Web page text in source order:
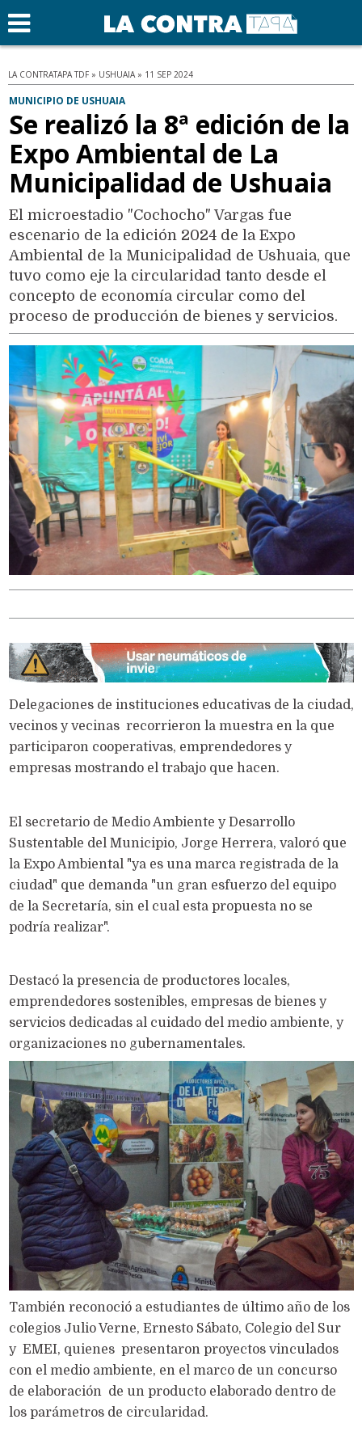
LA CONTRATAPA TDF » USHUAIA » 11 SEP 2024
MUNICIPIO DE USHUAIA
Se realizó la 8ª edición de la
Expo Ambiental de La
Municipalidad de Ushuaia
El microestadio "Cochocho" Vargas fue
escenario de la edición 2024 de la Expo
Ambiental de la Municipalidad de Ushuaia, que
tuvo como eje la circularidad tanto desde el
concepto de economía circular como del
proceso de producción de bienes y servicios.
Delegaciones de instituciones educativas de la ciudad,
vecinos y vecinas recorrieron la muestra en la que
participaron cooperativas, emprendedores y
empresas mostrando el trabajo que hacen.
El secretario de Medio Ambiente y Desarrollo
Sustentable del Municipio, Jorge Herrera, valoró que
la Expo Ambiental "ya es una marca registrada de la
ciudad" que demanda "un gran esfuerzo del equipo
de la Secretaría, sin el cual esta propuesta no se
podría realizar".
Destacó la presencia de productores locales,
emprendedores sostenibles, empresas de bienes y
servicios dedicadas al cuidado del medio ambiente, y
organizaciones no gubernamentales.
También reconoció a estudiantes de último año de los
colegios Julio Verne, Ernesto Sábato, Colegio del Sur
y EMEI, quienes presentaron proyectos vinculados
con el medio ambiente, en el marco de un concurso
de elaboración de un producto elaborado dentro de
los parámetros de circularidad.